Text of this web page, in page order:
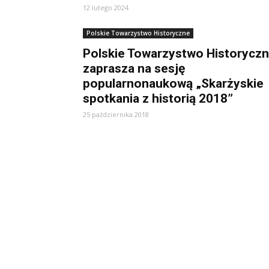
12 lutego 2024
Polskie Towarzystwo Historyczne
Polskie Towarzystwo
zaprasza na sesję
popularnonaukową „Skarżyskie
spotkania z historią 2018”
25 października 2018